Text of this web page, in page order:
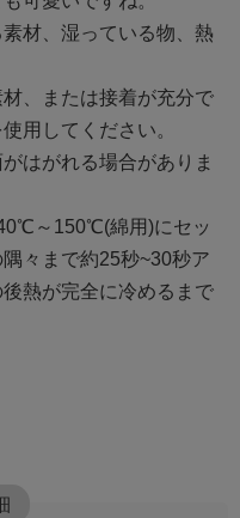
材、湿っている物、熱
、または接着が充分で
用してください。
はがれる場合がありま
～150℃(綿用)にセッ
々まで約25秒~30秒ア
熱が完全に冷めるまで